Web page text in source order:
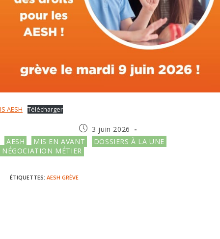
IS AESH Télécharger
Publication
publiée :
3 juin 2026
Post
category:
AESH MIS EN AVANT
DOSSIERS À LA UNE
NÉGOCIATION MÉTIER
ÉTIQUETTES: AESH GRÈVE